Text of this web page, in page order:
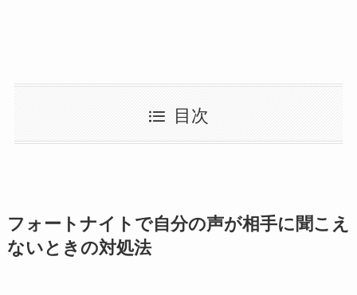
目次
フォートナイトで自分の声が相手に聞こえ
ないときの対処法